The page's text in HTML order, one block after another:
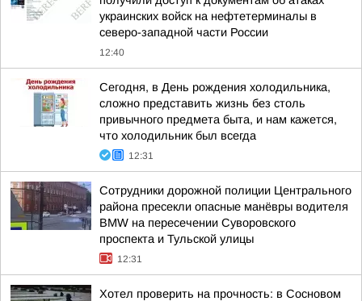
украинских войск на нефтетерминалы в
северо-западной части России
12:40
Сегодня, в День рождения холодильника,
сложно представить жизнь без столь
привычного предмета быта, и нам кажется,
что холодильник был всегда
12:31
Сотрудники дорожной полиции Центрального
района пресекли опасные манёвры водителя
BMW на пересечении Суворовского
проспекта и Тульской улицы
12:31
Хотел проверить на прочность: в Сосновом